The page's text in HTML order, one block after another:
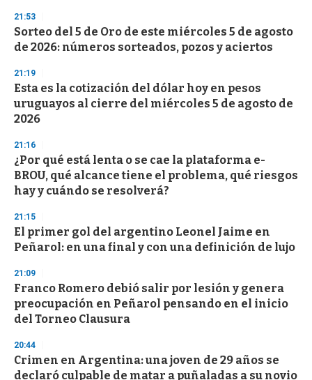
s
e
c
o
d
s
21:53
Sorteo del 5 de Oro de este miércoles 5 de agosto
de 2026: números sorteados, pozos y aciertos
21:19
Esta es la cotización del dólar hoy en pesos
uruguayos al cierre del miércoles 5 de agosto de
2026
21:16
¿Por qué está lenta o se cae la plataforma e-
BROU, qué alcance tiene el problema, qué riesgos
hay y cuándo se resolverá?
21:15
El primer gol del argentino Leonel Jaime en
Peñarol: en una final y con una definición de lujo
21:09
Franco Romero debió salir por lesión y genera
preocupación en Peñarol pensando en el inicio
del Torneo Clausura
20:44
Crimen en Argentina: una joven de 29 años se
declaró culpable de matar a puñaladas a su novio